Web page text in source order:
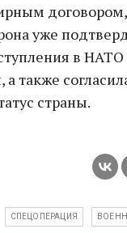
договором,
уже
в
также
страны.
СПЕЦОПЕРАЦИЯ